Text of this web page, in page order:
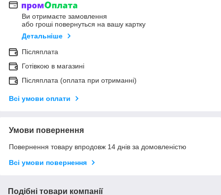
Ви отримаєте замовлення
або гроші повернуться на вашу картку
Детальніше
Післяплата
Готівкою в магазині
Післяплата (оплата при отриманні)
Всі умови оплати
Умови повернення
Повернення товару впродовж 14 днів за домовленістю
Всі умови повернення
Подібні товари компанії